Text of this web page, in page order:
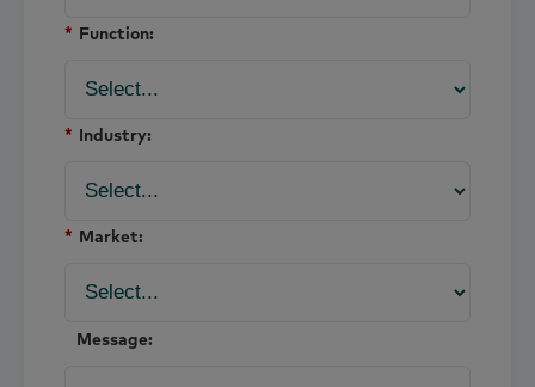
* Function:
* Industry:
* Market:
Message: